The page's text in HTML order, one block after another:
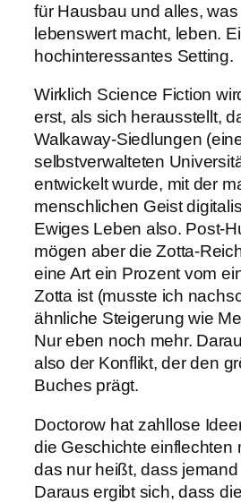
für Hausbau und alles,
lebenswert macht, leben.
hochinteressantes Setting.
Wirklich Science Fiction
erst, als sich herausstellt,
Walkaway-Siedlungen
selbstverwalteten
entwickelt wurde, mit der
menschlichen Geist
Ewiges Leben also. Post-
mögen aber die Zotta-
eine Art ein Prozent vom
Zotta ist (musste ich
ähnliche Steigerung wie
Nur eben noch mehr.
also der Konflikt, der den
Buches prägt.
Doctorow hat zahllose
die Geschichte einflechten
das nur heißt, dass
Daraus ergibt sich, dass